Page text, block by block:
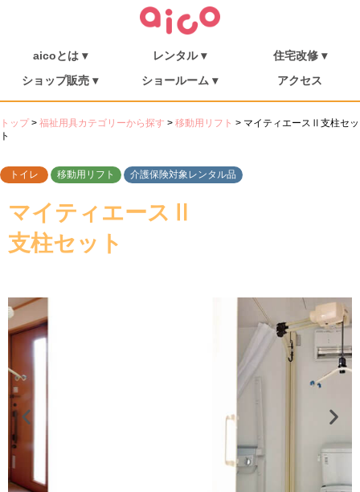
aicoとは ▾
aicoとは
介護保険について
福祉用具を探す
レンタル ▾
ご利用の流れ
介護リフト
消毒・メンテナンス
住宅改修 ▾
住宅改修
施工事例
ショップ販売 ▾
ショップ販売
シューフィッター
ミニむつき庵
ショールーム ▾
朝倉ショールーム
しまんとショールーム
アクセス
トップ > 福祉用具カテゴリーから探す > 移動用リフト > マイティエースⅡ支柱セッ
ト
トイレ 移動用リフト 介護保険対象レンタル品
マイティエースⅡ
支柱セット